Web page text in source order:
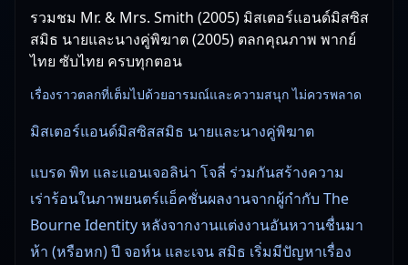
รวมชม Mr. & Mrs. Smith (2005) มิสเตอร์แอนด์มิสซิส
สมิธ นายและนางคู่พิฆาต (2005) ตลกคุณภาพ พากย์
ไทย ซับไทย ครบทุกตอน
เรื่องราวตลกที่เต็มไปด้วยอารมณ์และความสนุก ไม่ควรพลาด
มิสเตอร์แอนด์มิสซิสสมิธ นายและนางคู่พิฆาต
แบรด พิท และแอนเจอลิน่า โจลี่ ร่วมกันสร้างความ
เร่าร้อนในภาพยนตร์แอ็คชั่นผลงานจากผู้กำกับ The
Bourne Identity หลังจากงานแต่งงานอันหวานชื่นมา
ห้า (หรือหก) ปี จอห์น และเจน สมิธ เริ่มมีปัญหาเรื่อง